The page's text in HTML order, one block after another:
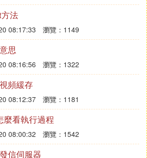
現 CMS 的功能，擁有強大的模型
和 UCenter Home
是您將社區中所有信息進行整合展
。本教程講解的即是如何全新安裝
。
站，開始的操作總有那麼幾步：修
修改站點
案、更換風格、設置詞語過濾、
、設置廣告等，已經成為站長的您
法
08:17:33 瀏覽：1149
思
08:16:56 瀏覽：1322
頻緩存
08:12:37 瀏覽：1181
麼看執行過程
08:00:32 瀏覽：1542
信伺服器